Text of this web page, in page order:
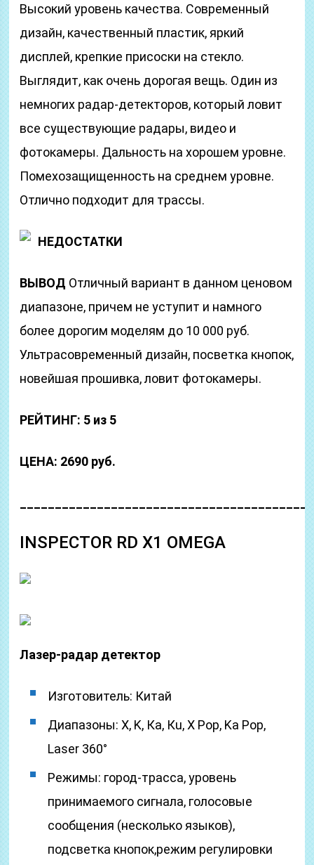
Высокий уровень качества. Современный
дизайн, качественный пластик, яркий
дисплей, крепкие присоски на стекло.
Выглядит, как очень дорогая вещь. Один из
немногих радар-детекторов, который ловит
все существующие радары, видео и
фотокамеры. Дальность на хорошем уровне.
Помехозащищенность на среднем уровне.
Отлично подходит для трассы.
НЕДОСТАТКИ
ВЫВОД Отличный вариант в данном ценовом
диапазоне, причем не уступит и намного
более дорогим моделям до 10 000 руб.
Ультрасовременный дизайн, посветка кнопок,
новейшая прошивка, ловит фотокамеры.
РЕЙТИНГ: 5 из 5
ЦЕНА: 2690 руб.
INSPECTOR RD X1 OMEGA
Лазер-радар детектор
Изготовитель: Китай
Диапазоны: Х, K, Ка, Кu, X Pop, Ka Pop,
Laser 360°
Режимы: город-трасса, уровень
принимаемого сигнала, голосовые
сообщения (несколько языков),
подсветка кнопок,режим регулировки